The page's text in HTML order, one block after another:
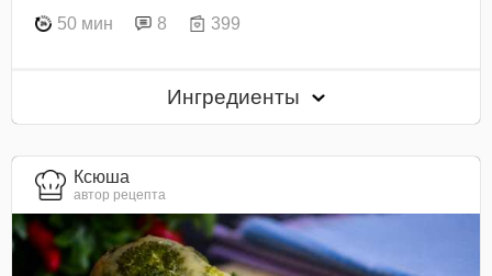
50 мин 8 399
Ингредиенты
Ксюша
автор рецепта